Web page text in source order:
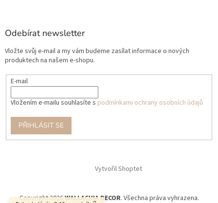
Odebírat newsletter
Vložte svůj e-mail a my vám budeme zasílat informace o nových
produktech na našem e-shopu.
E-mail
Vložením e-mailu souhlasíte s podmínkami ochrany osobních údajů
PŘIHLÁSIT SE
Vytvořil Shoptet
Copyright 2026WALLACHIA DECOR. Všechna práva vyhrazena.